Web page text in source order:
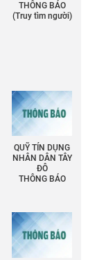
THÔNG BÁO
(Truy tìm người)
QUỸ TÍN DỤNG
NHÂN DÂN TÂY
ĐÔ
THÔNG BÁO